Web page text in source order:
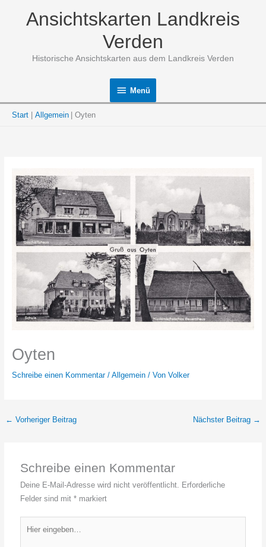
Ansichtskarten Landkreis
Verden
Historische Ansichtskarten aus dem Landkreis Verden
Menü
Menü
Start Allgemein Oyten
Oyten
Schreibe einen Kommentar / Allgemein/ Von Volker
← Vorheriger Beitrag Nächster Beitrag →
Schreibe einen Kommentar
Deine E-Mail-Adresse wird nicht veröffentlicht. Erforderliche
Felder sind mit* markiert
eingeben…